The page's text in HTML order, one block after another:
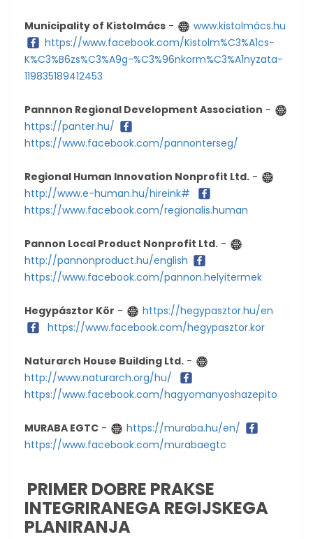
Municipality of Kistolmács -
www.kistolmács.hu
https://www.facebook.com/Kistolm%C3%A1cs-
K%C3%B6zs%C3%A9g-%C3%96nkorm%C3%A1nyzata-
119835189412453
Pannnon Regional Development Association -
https://panter.hu/
https://www.facebook.com/pannonterseg/
Regional Human Innovation Nonprofit Ltd. -
http://www.e-human.hu/hireink#
https://www.facebook.com/regionalis.human
Pannon Local Product Nonprofit Ltd. -
http://pannonproduct.hu/english
https://www.facebook.com/pannon.helyitermek
Hegypásztor Kör -
https://hegypasztor.hu/en
https://www.facebook.com/hegypasztor.kor
Naturarch House Building Ltd. -
http://www.naturarch.org/hu/
https://www.facebook.com/hagyomanyoshazepito
MURABA EGTC -
https://muraba.hu/en/
https://www.facebook.com/murabaegtc
PRIMER DOBRE PRAKSE
INTEGRIRANEGA REGIJSKEGA
PLANIRANJA